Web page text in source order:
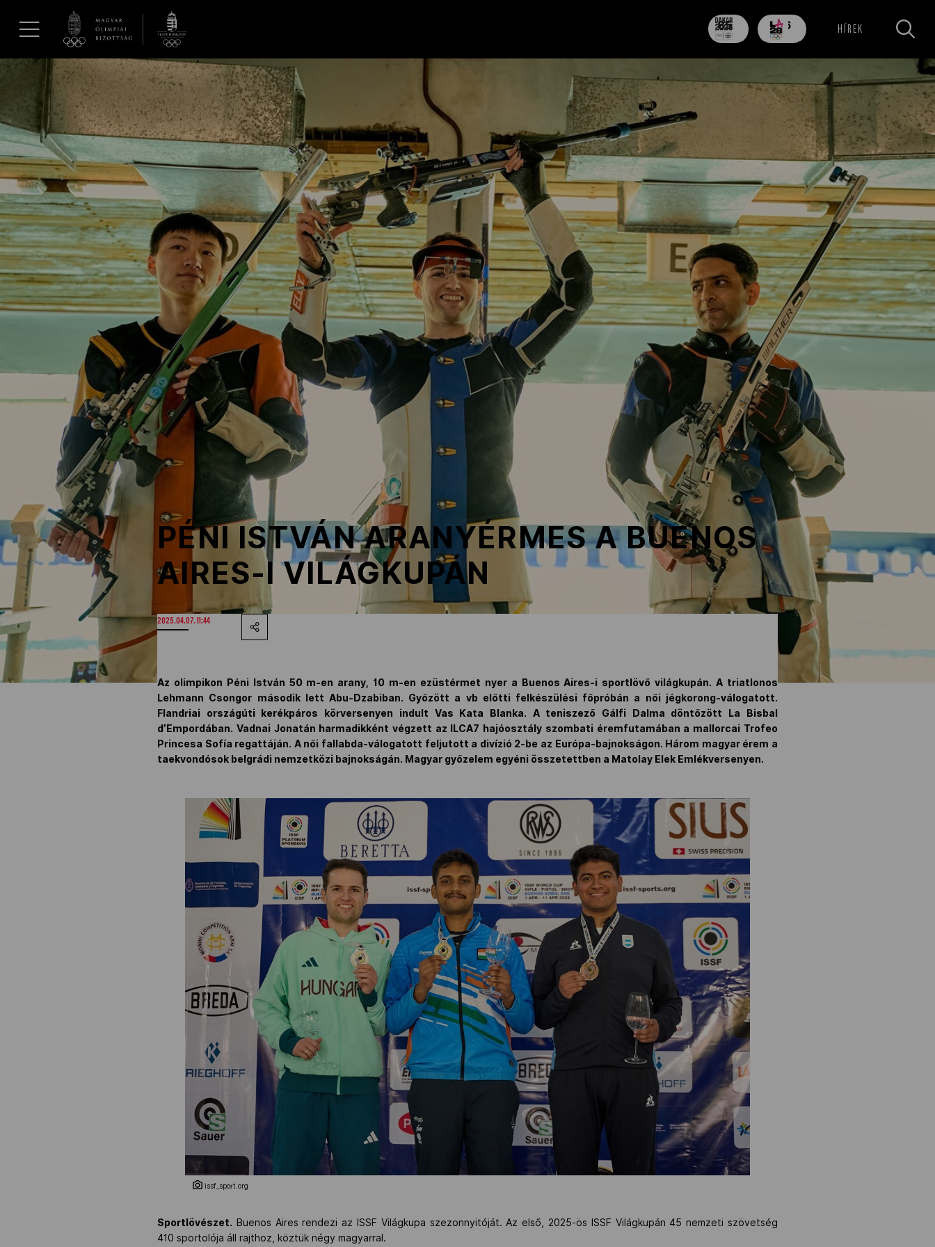
Hírek
Galéria
Los Angeles 2028
MOB
Kettőskarrier-program
NOB
Társszervezetek
OVEP
Adatbank
85
nap
706
nap HÍREK
PÉNI ISTVÁN ARANYÉRMES A BUENOS
AIRES-I VILÁGKUPÁN
2025.04.07. 11:44
Az olimpikon Péni István 50 m-en arany, 10 m-en ezüstérmet nyer a Buenos Aires-i sportlövő világkupán. A triatlonos
Lehmann Csongor második lett Abu-Dzabiban. Győzött a vb előtti felkészülési főpróbán a női jégkorong-válogatott.
Flandriai országúti kerékpáros körversenyen indult Vas Kata Blanka. A teniszező Gálfi Dalma döntőzött La Bisbal
d’Empordában. Vadnai Jonatán harmadikként végzett az ILCA7 hajóosztály szombati éremfutamában a mallorcai Trofeo
Princesa Sofía regattáján. A női fallabda-válogatott feljutott a divízió 2-be az Európa-bajnokságon. Három magyar érem a
taekvondósok belgrádi nemzetközi bajnokságán. Magyar győzelem egyéni összetettben a Matolay Elek Emlékversenyen.
issf_sport.org
Sportlövészet. Buenos Aires rendezi az ISSF Világkupa szezonnyitóját. Az első, 2025-ös ISSF Világkupán 45 nemzeti szövetség
410 sportolója áll rajthoz, köztük négy magyarral.